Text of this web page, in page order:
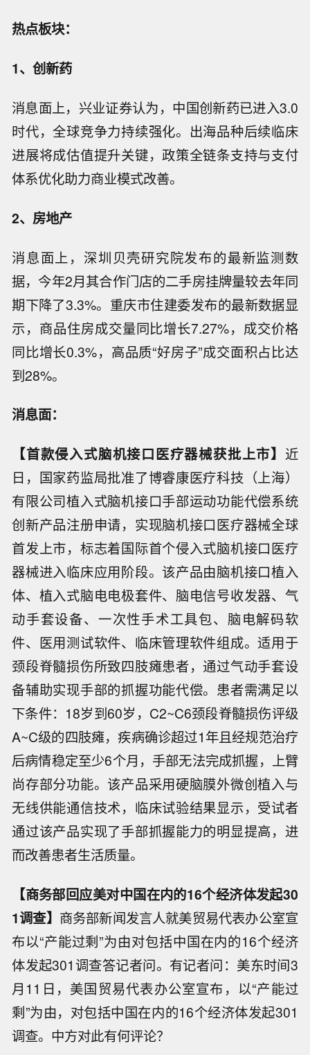
热点板块：
1、创新药
消息面上，兴业证券认为，中国创新药已进入3.0
时代，全球竞争力持续强化。出海品种后续临床
进展将成估值提升关键，政策全链条支持与支付
体系优化助力商业模式改善。
2、房地产
消息面上，深圳贝壳研究院发布的最新监测数
据，今年2月其合作门店的二手房挂牌量较去年同
期下降了3.3%。重庆市住建委发布的最新数据显
示，商品住房成交量同比增长7.27%，成交价格
同比增长0.3%，高品质“好房子”成交面积占比达
到28%。
消息面：
【首款侵入式脑机接口医疗器械获批上市】 近
日，国家药监局批准了博睿康医疗科技（上海）
有限公司植入式脑机接口手部运动功能代偿系统
创新产品注册申请，实现脑机接口医疗器械全球
首发上市，标志着国际首个侵入式脑机接口医疗
器械进入临床应用阶段。该产品由脑机接口植入
体、植入式脑电电极套件、脑电信号收发器、气
动手套设备、一次性手术工具包、脑电解码软
件、医用测试软件、临床管理软件组成。适用于
颈段脊髓损伤所致四肢瘫患者，通过气动手套设
备辅助实现手部的抓握功能代偿。患者需满足以
下条件：18岁到60岁，C2~C6颈段脊髓损伤评级
A~C级的四肢瘫，疾病确诊超过1年且经规范治疗
后病情稳定至少6个月，手部无法完成抓握，上臂
尚存部分功能。该产品采用硬脑膜外微创植入与
无线供能通信技术，临床试验结果显示，受试者
通过该产品实现了手部抓握能力的明显提高，进
而改善患者生活质量。
【商务部回应美对中国在内的16个经济体发起30
1调查】 商务部新闻发言人就美贸易代表办公室宣
布以“产能过剩”为由对包括中国在内的16个经济
体发起301调查答记者问。有记者问：美东时间3
月11日，美国贸易代表办公室宣布，以“产能过
剩”为由，对包括中国在内的16个经济体发起301
调查。中方对此有何评论？